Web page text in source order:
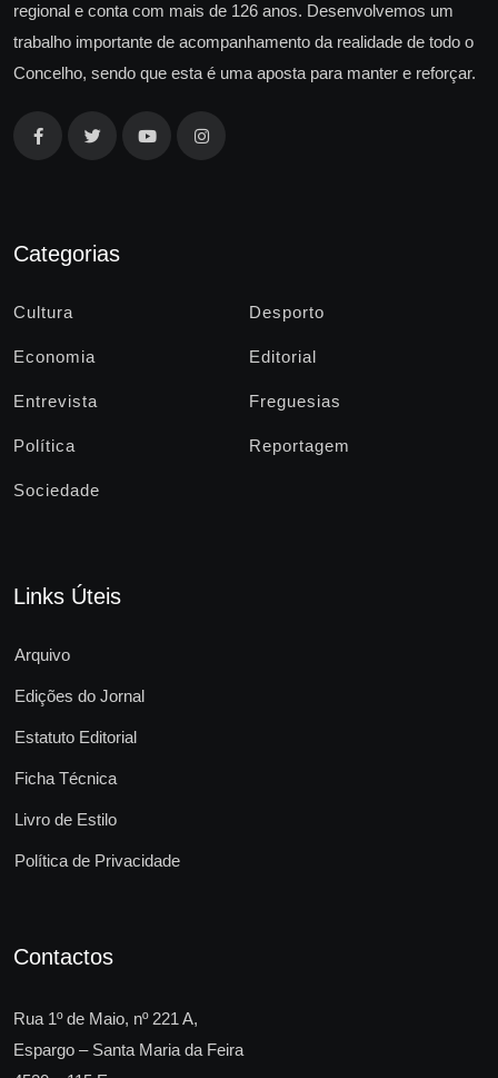
regional e conta com mais de 126 anos. Desenvolvemos um
trabalho importante de acompanhamento da realidade de todo o
Concelho, sendo que esta é uma aposta para manter e reforçar.
Categorias
Cultura Desporto
Economia Editorial
Entrevista Freguesias
Política Reportagem
Sociedade
Links Úteis
Arquivo
Edições do Jornal
Estatuto Editorial
Ficha Técnica
Livro de Estilo
Política de Privacidade
Contactos
Rua 1º de Maio, nº 221 A,
Espargo – Santa Maria da Feira